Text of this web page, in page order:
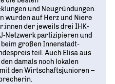
und Neugründungen.
wurden auf Herz und Niere
der jeweils drei IHK-
Netzwerk partizipieren und
großen Innenstadt-
teil. Auch Elisa aus
damals noch lokalen
den Wirtschaftsjunioren –